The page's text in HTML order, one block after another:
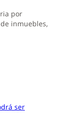
por
inmuebles,
ser